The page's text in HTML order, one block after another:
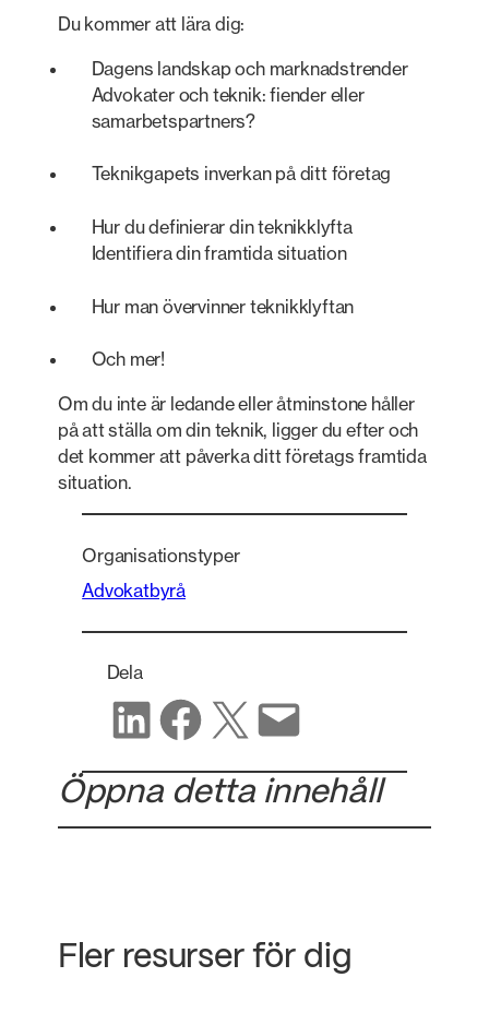
Du kommer att lära dig:
Dagens landskap och marknadstrender
Advokater och teknik: fiender eller
samarbetspartners?
Teknikgapets inverkan på ditt företag
Hur du definierar din teknikklyfta
Identifiera din framtida situation
Hur man övervinner teknikklyftan
Och mer!
Om du inte är ledande eller åtminstone håller
på att ställa om din teknik, ligger du efter och
det kommer att påverka ditt företags framtida
situation.
Organisationstyper
Advokatbyrå
Dela
Dela på LinkedIn Dela på Facebook Dela på X Dela via e-post
Öppna detta innehåll
Fler resurser för dig